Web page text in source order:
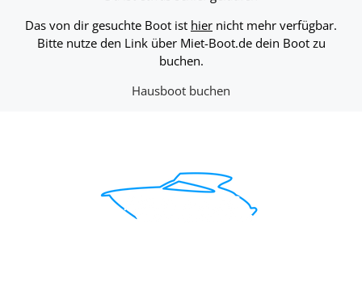
Das von dir gesuchte Boot ist hier nicht mehr verfügbar.
Bitte nutze den Link über Miet-Boot.de dein Boot zu
buchen.
Hausboot buchen